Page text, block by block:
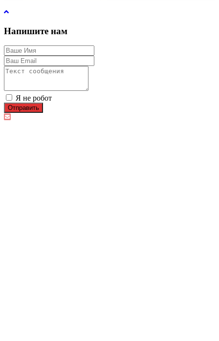
Напишите нам
Я не робот
Отправить